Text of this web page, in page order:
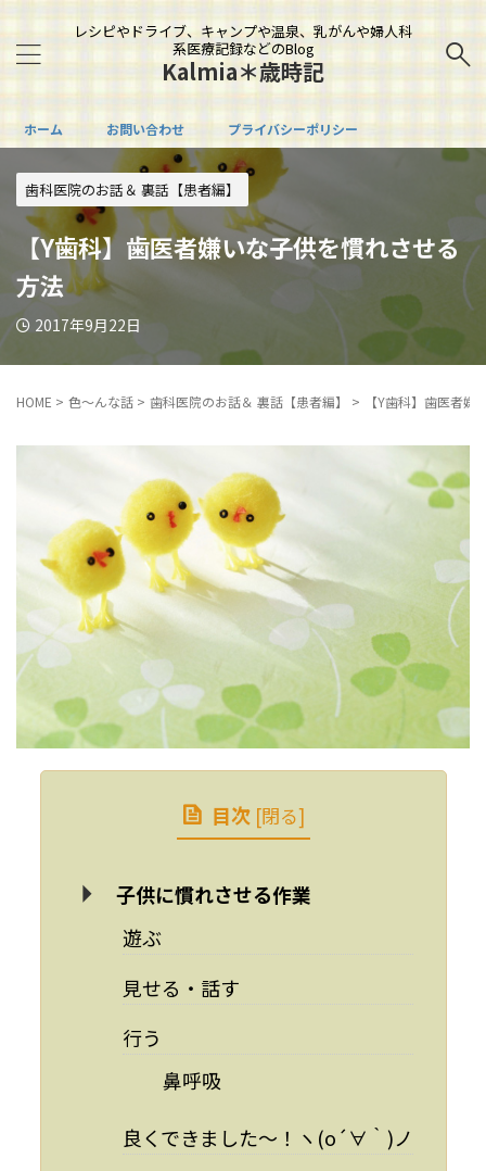
レシピやドライブ、キャンプや温泉、乳がんや婦人科
系医療記録などのBlog
Kalmia＊歳時記
ホーム お問い合わせ プライバシーポリシー
歯科医院のお話＆ 裏話【患者編】
【Y歯科】歯医者嫌いな子供を慣れさせる
方法
2017年9月22日
HOME > 色～んな話 > 歯科医院のお話＆ 裏話【患者編】 > 【Y歯科】歯医者
目次 [閉る]
子供に慣れさせる作業
遊ぶ
見せる・話す
行う
鼻呼吸
良くできました～！ヽ(o´∀｀)ノ